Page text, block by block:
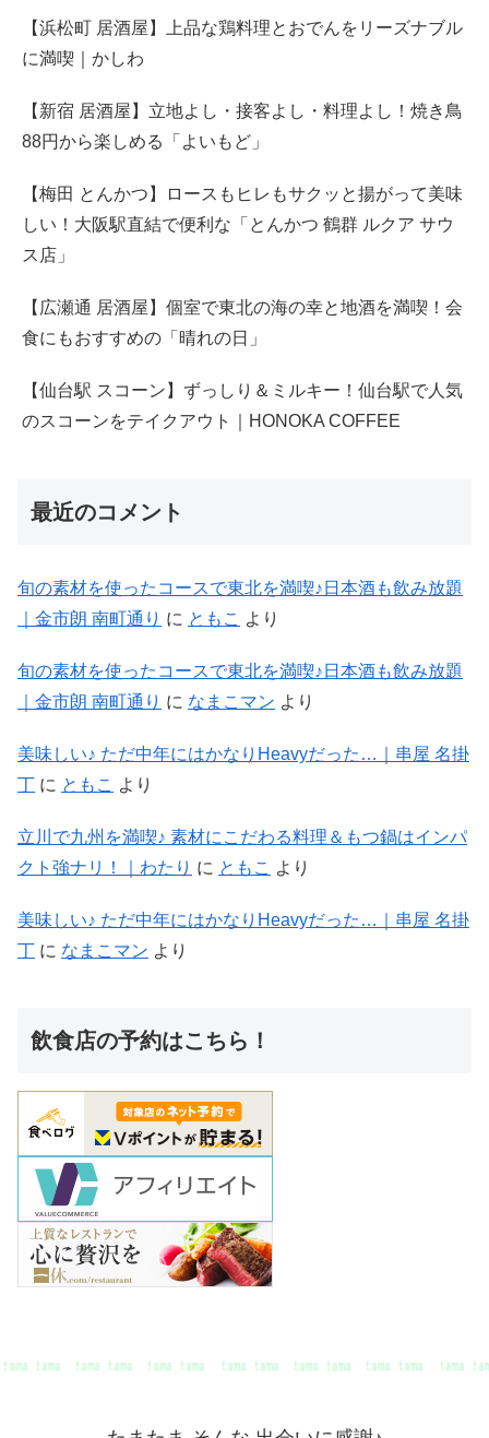
【浜松町 居酒屋】上品な鶏料理とおでんをリーズナブル
に満喫｜かしわ
【新宿 居酒屋】立地よし・接客よし・料理よし！焼き鳥
88円から楽しめる「よいもど」
【梅田 とんかつ】ロースもヒレもサクッと揚がって美味
しい！大阪駅直結で便利な「とんかつ 鶴群 ルクア サウ
ス店」
【広瀬通 居酒屋】個室で東北の海の幸と地酒を満喫！会
食にもおすすめの「晴れの日」
【仙台駅 スコーン】ずっしり＆ミルキー！仙台駅で人気
のスコーンをテイクアウト｜HONOKA COFFEE
最近のコメント
旬の素材を使ったコースで東北を満喫♪日本酒も飲み放題
｜金市朗 南町通り に ともこ より
旬の素材を使ったコースで東北を満喫♪日本酒も飲み放題
｜金市朗 南町通り に なまこマン より
美味しい♪ ただ中年にはかなりHeavyだった…｜串屋 名掛
丁 に ともこ より
立川で九州を満喫♪ 素材にこだわる料理＆もつ鍋はインパ
クト強ナリ！｜わたり に ともこ より
美味しい♪ ただ中年にはかなりHeavyだった…｜串屋 名掛
丁 に なまこマン より
飲食店の予約はこちら！